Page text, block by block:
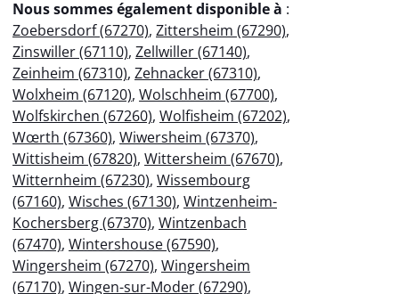
Nous sommes également disponible à :
Zoebersdorf (67270), Zittersheim (67290),
Zinswiller (67110), Zellwiller (67140),
Zeinheim (67310), Zehnacker (67310),
Wolxheim (67120), Wolschheim (67700),
Wolfskirchen (67260), Wolfisheim (67202),
Wœrth (67360), Wiwersheim (67370),
Wittisheim (67820), Wittersheim (67670),
Witternheim (67230), Wissembourg
(67160), Wisches (67130), Wintzenheim-
Kochersberg (67370), Wintzenbach
(67470), Wintershouse (67590),
Wingersheim (67270), Wingersheim
(67170), Wingen-sur-Moder (67290),